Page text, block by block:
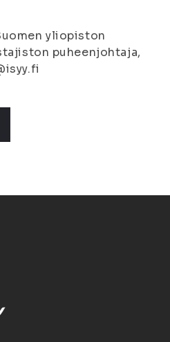
yliopiston
puheenjohtaja,